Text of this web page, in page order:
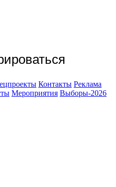
Контакты Реклама
Мероприятия Выборы-2026